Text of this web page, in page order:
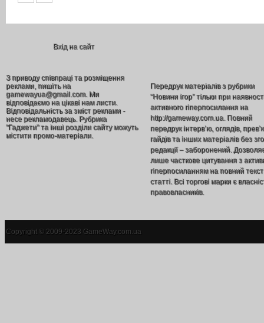
Вхід на сайт
З приводу співпраці та розміщення
реклами, пишіть на
gamewayua@gmail.com. Ми
відповідаємо на цікаві нам листи.
Відповідальність за зміст реклами -
несе рекламодавець. Рубрика
"Гаджети" та інші розділи сайту можуть
містити промо-матеріали.
Передрук матеріалів з рубрики
“Новини ігор” тільки при
активного гіперпосилання на
http://gameway.com.ua. Повний
передрук інтерв’ю, оглядів,
гайдів та інших матеріалів без
редакції – заборонений.
лише часткове цитування з
гіперпосиланням на повний текст
статті. Всі торгові марки є
правовласників.
Copyright © 2009-2023 GameWay.com.ua